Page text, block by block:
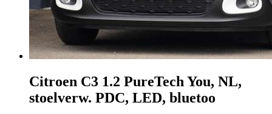
Citroen C3 1.2 PureTech You, NL,
stoelverw. PDC, LED, bluetoo